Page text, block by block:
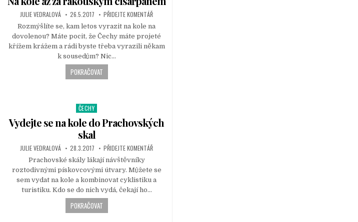
s
t
e
d
i
n
JULIE VEDRALOVÁ 26.5.2017 PŘIDEJTE KOMENTÁŘ
Rozmýšlíte se, kam letos vyrazit na kole na
dovolenou? Máte pocit, že Čechy máte projeté
křížem krážem a rádi byste třeba vyrazili někam
k sousedům? Nic…
POKRAČOVAT
P
o
s
e
d
i
n
ČECHY
Vydejte se na kole do Prachovských
skal
JULIE VEDRALOVÁ 28.3.2017 PŘIDEJTE KOMENTÁŘ
Prachovské skály lákají návštěvníky
roztodivnými pískovcovými útvary. Můžete se
sem vydat na kole a kombinovat cyklistiku a
turistiku. Kdo se do nich vydá, čekají ho…
POKRAČOVAT